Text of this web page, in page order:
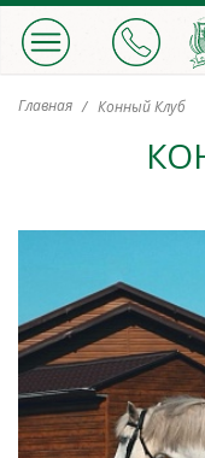
Главная Конный Клуб